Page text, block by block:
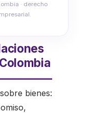
· derecho
bienes: